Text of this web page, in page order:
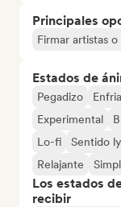
Principales
Firmar artistas
Estados de
Pegadizo
Experimental
Lo-fi
Sentido
Relajante
Los estados
recibir